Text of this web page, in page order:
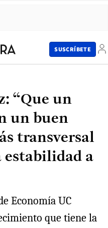
SUSCRÍBETE
“Que un
un buen
transversal
estabilidad a
Economía UC
que tiene la